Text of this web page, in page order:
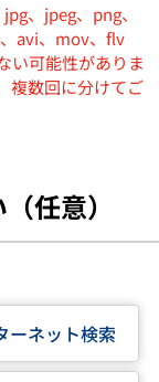
、jpeg、png、
avi、mov、flv
い可能性がありま
複数回に分けてご
任意）
ーネット検索